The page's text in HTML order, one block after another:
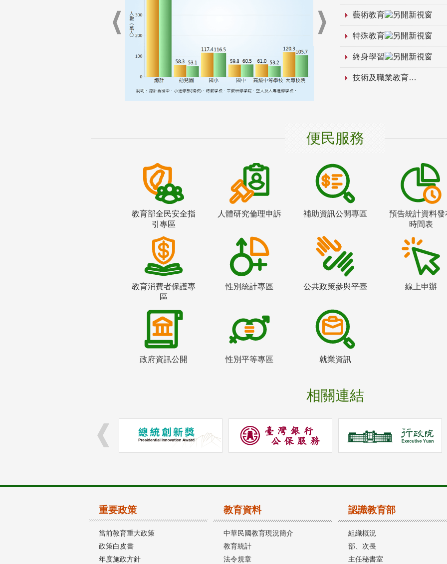
藝術教育
特殊教育
終身學習
技術及職業教育
便民服務
教育部全民安全指
引專區
人體研究倫理申訴 補助資訊公開專區
預告統計資料發
時間表
教育消費者保護專
區
性別統計專區 公共政策參與平臺 線上申辦
政府資訊公開 性別平等專區 就業資訊
相關連結
重要政策
當前教育重大政策
政策白皮書
年度施政方針
教育資料
中華民國教育現況簡介
教育統計
法令規章
認識教育部
組織概況
部、次長
主任秘書室